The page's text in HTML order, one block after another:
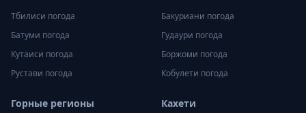
Тбилиси погода
Батуми погода
Кутаиси погода
Рустави погода
Бакуриани погода
Гудаури погода
Боржоми погода
Кобулети погода
Горные регионы Кахети